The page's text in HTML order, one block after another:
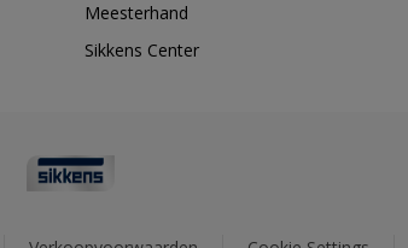
Meesterhand
Sikkens Center